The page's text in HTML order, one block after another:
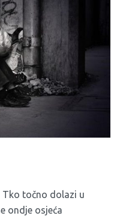
Tko točno dolazi u
ondje osjeća